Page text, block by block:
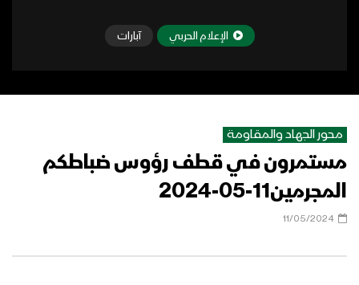
الإعلام الحربي آبارات
محور الجهاد والمقاومة
مستمرون في قطف رؤوس ضباطكم
المجرمين11-05-2024
11/05/2024